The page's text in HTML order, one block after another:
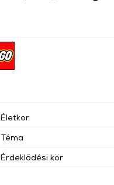
Életkor
Téma
Érdeklődési kör